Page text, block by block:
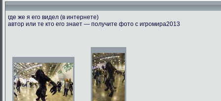
где же я его видел (в интернете)
автор или те кто его знает — получите фото с игромира2013